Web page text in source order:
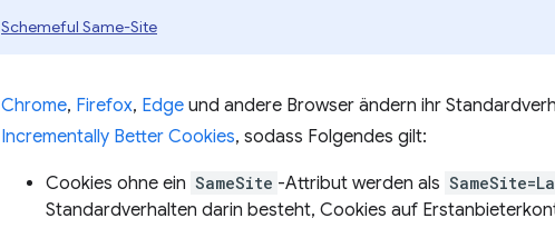
Schemeful Same-Site
Chrome, Firefox, Edge und andere Browser ändern ihr
Incrementally Better Cookies, sodass Folgendes gilt:
Cookies ohne ein SameSite -Attribut werden als
Standardverhalten darin besteht, Cookies auf